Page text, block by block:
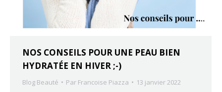
NOS CONSEILS POUR UNE PEAU BIEN
HYDRATÉE EN HIVER ;-)
Blog Beauté Par Francoise Piazza 13 janvier 2022